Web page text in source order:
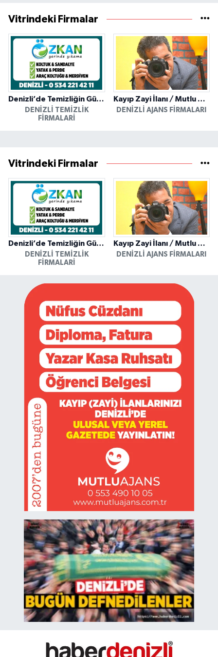
Vitrindeki Firmalar
Denizli’de Temizliğin Güvenilir Adresi: Özkan Yerinde Yıkama
DENIZLI TEMIZLIK
FIRMALARI
Kayıp Zayi İlanı / Mutlu Ajans / Denizli
DENIZLI AJANS FIRMALARI
Vitrindeki Firmalar
Denizli’de Temizliğin Güvenilir Adresi: Özkan Yerinde Yıkama
DENIZLI TEMIZLIK
FIRMALARI
Kayıp Zayi İlanı / Mutlu Ajans / Denizli
DENIZLI AJANS FIRMALARI